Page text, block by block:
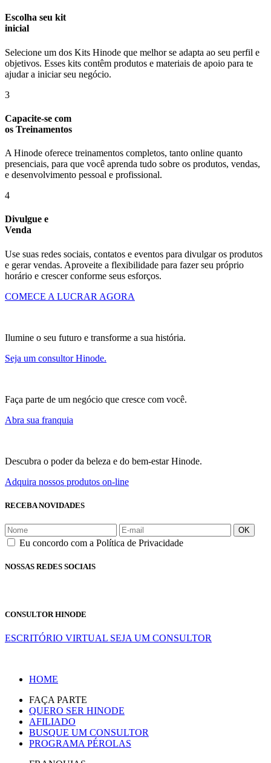
Escolha seu kit
inicial
Selecione um dos Kits Hinode que melhor se adapta ao seu perfil e
objetivos. Esses kits contêm produtos e materiais de apoio para te
ajudar a iniciar seu negócio.
3
Capacite-se com
os Treinamentos
A Hinode oferece treinamentos completos, tanto online quanto
presenciais, para que você aprenda tudo sobre os produtos, vendas,
e desenvolvimento pessoal e profissional.
4
Divulgue e
Venda
Use suas redes sociais, contatos e eventos para divulgar os produtos
e gerar vendas. Aproveite a flexibilidade para fazer seu próprio
horário e crescer conforme seus esforços.
COMECE A LUCRAR AGORA
Ilumine o seu futuro e transforme a sua história.
Seja um consultor Hinode.
Faça parte de um negócio que cresce com você.
Abra sua franquia
Descubra o poder da beleza e do bem-estar Hinode.
Adquira nossos produtos on-line
RECEBA NOVIDADES
OK
Eu concordo com a Política de Privacidade
NOSSAS REDES SOCIAIS
CONSULTOR HINODE
ESCRITÓRIO VIRTUAL SEJA UM CONSULTOR
HOME
FAÇA PARTE
QUERO SER HINODE
AFILIADO
BUSQUE UM CONSULTOR
PROGRAMA PÉROLAS